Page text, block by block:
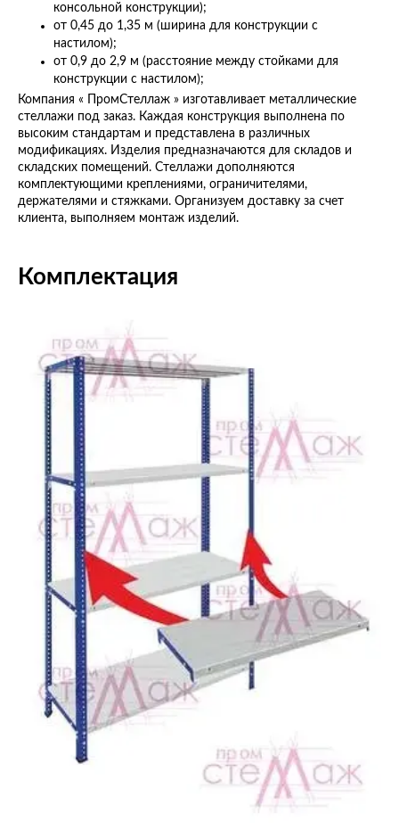
консольной конструкции);
от 0,45 до 1,35 м (ширина для конструкции с
настилом);
от 0,9 до 2,9 м (расстояние между стойками для
конструкции с настилом);
Компания « ПромСтеллаж » изготавливает металлические
стеллажи под заказ. Каждая конструкция выполнена по
высоким стандартам и представлена в различных
модификациях. Изделия предназначаются для складов и
складских помещений. Стеллажи дополняются
комплектующими креплениями, ограничителями,
держателями и стяжками. Организуем доставку за счет
клиента, выполняем монтаж изделий.
Комплектация